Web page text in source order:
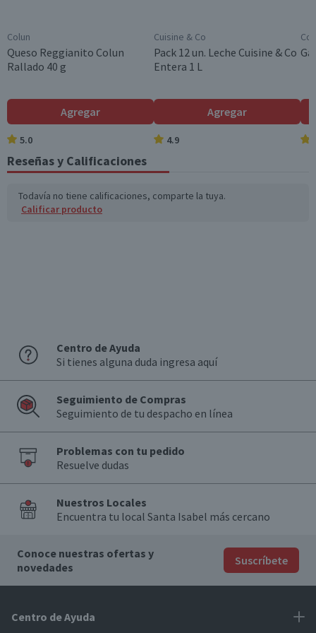
Garantía Mínima Legal
Válida hasta su fecha de caducidad
Colun
Queso Reggianito Colun
Rallado 40 g
Agregar
5.0
Cuisine & Co
Pack 12 un. Leche Cuisine & Co
Entera 1 L
Agregar
4.9
Reseñas y Calificaciones
Todavía no tiene calificaciones, comparte la tuya.
Calificar producto
Centro de Ayuda
Si tienes alguna duda ingresa aquí
Seguimiento de Compras
Seguimiento de tu despacho en línea
Problemas con tu pedido
Resuelve dudas
Nuestros Locales
Encuentra tu local Santa Isabel más cercano
Conoce nuestras ofertas y
novedades
Suscríbete
Centro de Ayuda